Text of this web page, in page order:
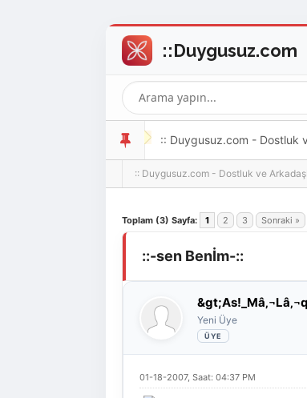
:: Duygusuz.com - Dostluk
oldukça kolay ve
:: Duygusuz.com - Dostluk ve
Toplam (3) Sayfa: 1 2 3 Sonraki »
Derecelendirme: 0/5 - 0 oy
::-sen Benİm-::
Yeni Üye
01-18-2007, Saat: 04:37 PM